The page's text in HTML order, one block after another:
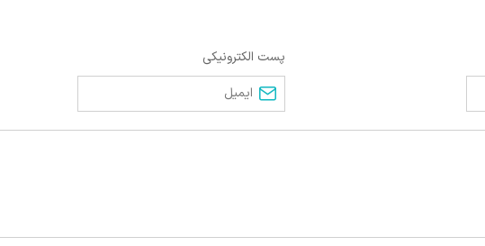
پست الکترونیکی